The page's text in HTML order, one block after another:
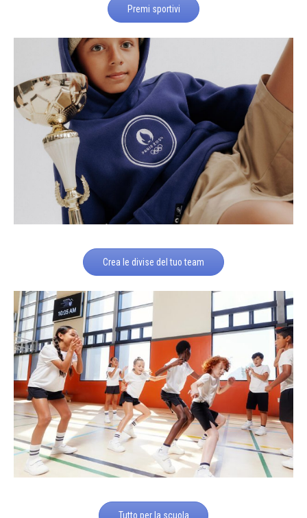
Premi sportivi
Crea le divise del tuo team
Tutto per la scuola